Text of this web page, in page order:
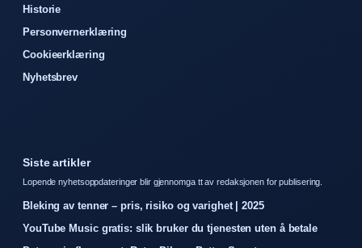
Historie
Personvernerklæring
Cookieerklæring
Nyhetsbrev
Siste artikler
Lopende nyhetsoppdateringer blir gjennomga tt av redaksjonen for publisering.
Bleking av tenner – pris, risiko og varighet | 2025
YouTube Music gratis: slik bruker du tjenesten uten å betale